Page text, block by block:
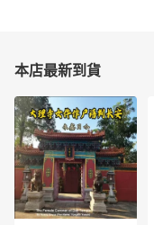
本店最新到貨